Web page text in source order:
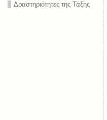
Δραστηριότητες της Τάξης